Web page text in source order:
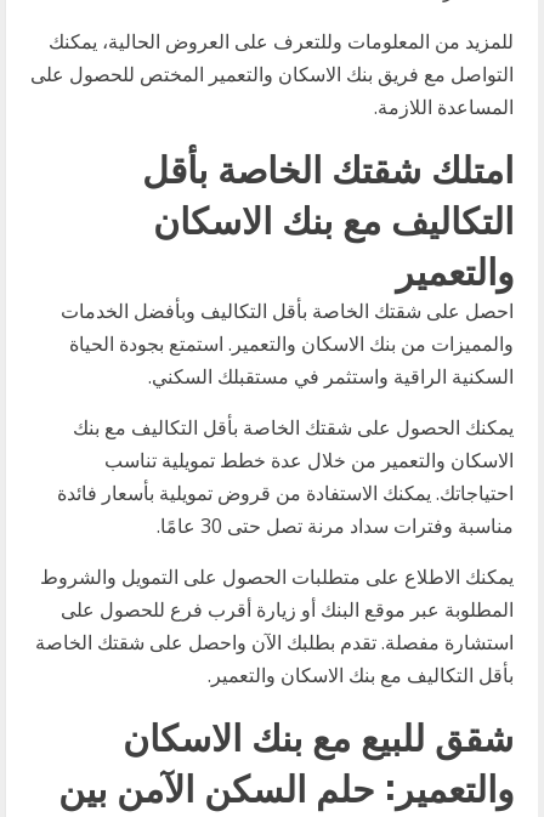
للمزيد من المعلومات وللتعرف على العروض الحالية، يمكنك
التواصل مع فريق بنك الاسكان والتعمير المختص للحصول على
المساعدة اللازمة.
امتلك شقتك الخاصة بأقل
التكاليف مع بنك الاسكان
والتعمير
احصل على شقتك الخاصة بأقل التكاليف وبأفضل الخدمات
والمميزات من بنك الاسكان والتعمير. استمتع بجودة الحياة
السكنية الراقية واستثمر في مستقبلك السكني.
يمكنك الحصول على شقتك الخاصة بأقل التكاليف مع بنك
الاسكان والتعمير من خلال عدة خطط تمويلية تناسب
احتياجاتك. يمكنك الاستفادة من قروض تمويلية بأسعار فائدة
مناسبة وفترات سداد مرنة تصل حتى 30 عامًا.
يمكنك الاطلاع على متطلبات الحصول على التمويل والشروط
المطلوبة عبر موقع البنك أو زيارة أقرب فرع للحصول على
استشارة مفصلة. تقدم بطلبك الآن واحصل على شقتك الخاصة
بأقل التكاليف مع بنك الاسكان والتعمير.
شقق للبيع مع بنك الاسكان
والتعمير: حلم السكن الآمن بين